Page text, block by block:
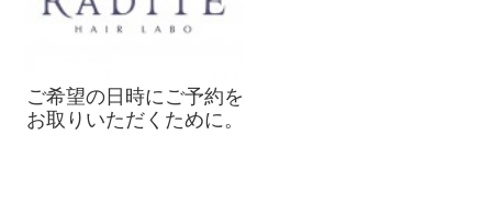
ご希望の日時にご予約を
お取りいただくために。